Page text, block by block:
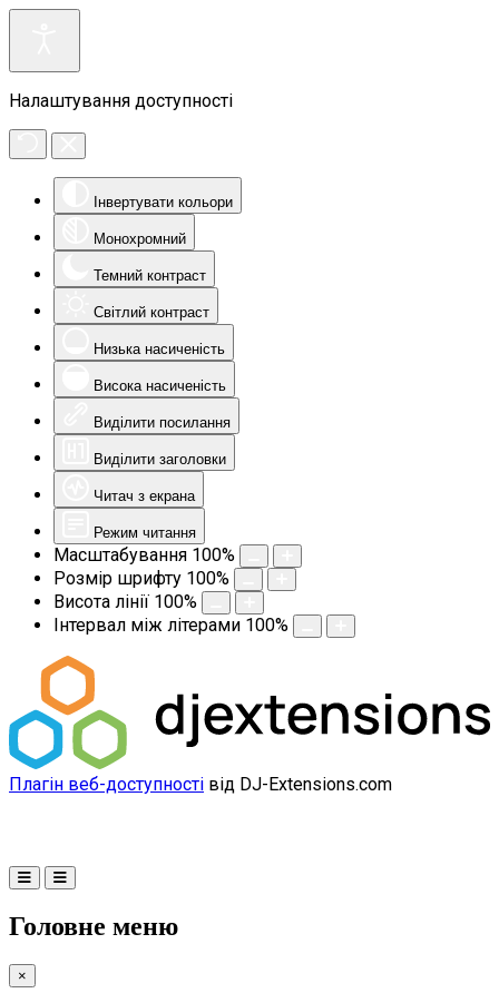
Налаштування доступності
Інвертувати кольори
Монохромний
Темний контраст
Світлий контраст
Низька насиченість
Висока насиченість
Виділити посилання
Виділити заголовки
Читач з екрана
Режим читання
Масштабування 100%
Розмір шрифту 100%
Висота лінії 100%
Інтервал між літерами 100%
Плагін веб-доступності від DJ-Extensions.com
Головне меню
×